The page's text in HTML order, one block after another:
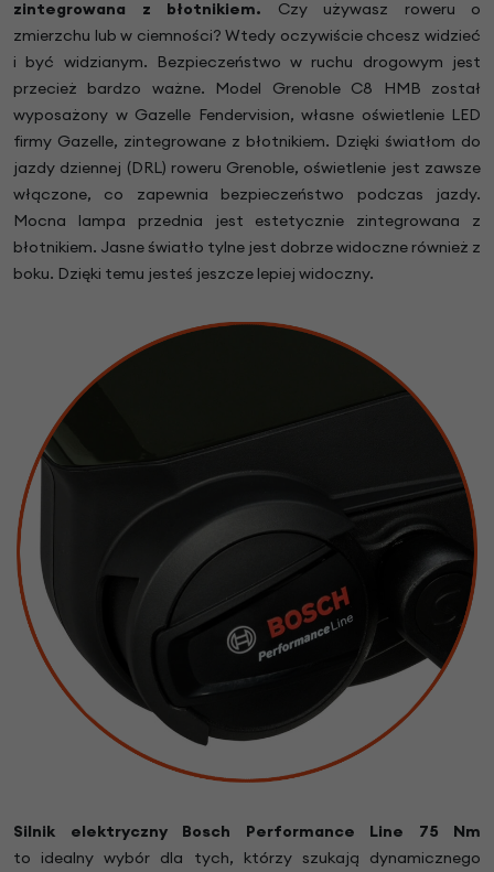
zintegrowana z błotnikiem. Czy używasz roweru o
zmierzchu lub w ciemności? Wtedy oczywiście chcesz widzieć
i być widzianym. Bezpieczeństwo w ruchu drogowym jest
przecież bardzo ważne. Model Grenoble C8 HMB został
wyposażony w Gazelle Fendervision, własne oświetlenie LED
firmy Gazelle, zintegrowane z błotnikiem. Dzięki światłom do
jazdy dziennej (DRL) roweru Grenoble, oświetlenie jest zawsze
włączone, co zapewnia bezpieczeństwo podczas jazdy.
Mocna lampa przednia jest estetycznie zintegrowana z
błotnikiem. Jasne światło tylne jest dobrze widoczne również z
boku. Dzięki temu jesteś jeszcze lepiej widoczny.
Silnik elektryczny Bosch Performance Line 75 Nm
to
idealny wybór dla tych, którzy szukają dynamicznego